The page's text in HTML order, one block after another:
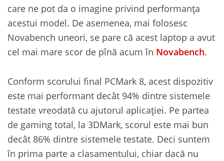
care ne pot da o imagine privind performanța
acestui model. De asemenea, mai folosesc
Novabench uneori, se pare că acest laptop a avut
cel mai mare scor de pînă acum în Novabench.
Conform scorului final PCMark 8, acest dispozitiv
este mai performant decât 94% dintre sistemele
testate vreodată cu ajutorul aplicației. Pe partea
de gaming total, la 3DMark, scorul este mai bun
decât 86% dintre sistemele testate. Deci suntem
în prima parte a clasamentului, chiar dacă nu